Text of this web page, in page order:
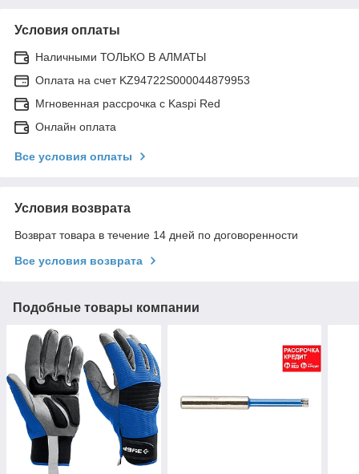
Условия оплаты
Наличными ТОЛЬКО В АЛМАТЫ
Оплата на счет KZ94722S000044879953
Мгновенная рассрочка с Kaspi Red
Онлайн оплата
Все условия оплаты
Условия возврата
Возврат товара в течение 14 дней по договоренности
Все условия возврата
Подобные товары компании